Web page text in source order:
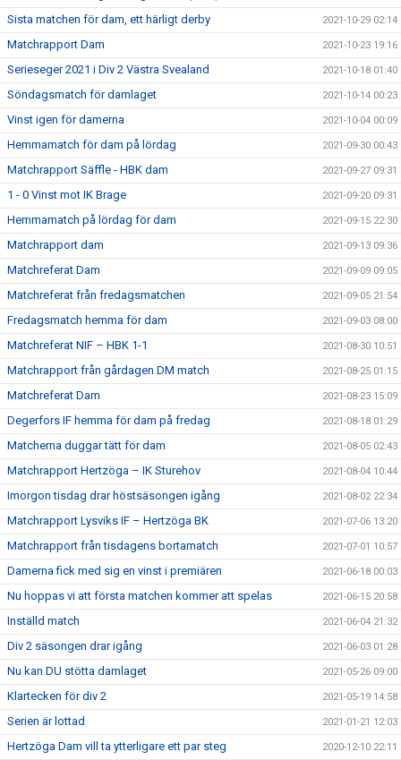
Sista matchen för dam, ett härligt derby 2021-10-29 02:14
Matchrapport Dam 2021-10-23 19:16
Serieseger 2021 i Div 2 Västra Svealand 2021-10-18 01:40
Söndagsmatch för damlaget 2021-10-14 00:23
Vinst igen för damerna 2021-10-04 00:09
Hemmamatch för dam på lördag 2021-09-30 00:43
Matchrapport Säffle - HBK dam 2021-09-27 09:31
1 - 0 Vinst mot IK Brage 2021-09-20 09:31
Hemmamatch på lördag för dam 2021-09-15 22:30
Matchrapport dam 2021-09-13 09:36
Matchreferat Dam 2021-09-09 09:05
Matchreferat från fredagsmatchen 2021-09-05 21:54
Fredagsmatch hemma för dam 2021-09-03 08:00
Matchreferat NIF – HBK 1-1 2021-08-30 10:51
Matchrapport från gårdagen DM match 2021-08-25 01:15
Matchreferat Dam 2021-08-23 15:09
Degerfors IF hemma för dam på fredag 2021-08-18 01:29
Matcherna duggar tätt för dam 2021-08-05 02:43
Matchrapport Hertzöga – IK Sturehov 2021-08-04 10:44
Imorgon tisdag drar höstsäsongen igång 2021-08-02 22:34
Matchrapport Lysviks IF – Hertzöga BK 2021-07-06 13:20
Matchrapport från tisdagens bortamatch 2021-07-01 10:57
Damerna fick med sig en vinst i premiären 2021-06-18 00:03
Nu hoppas vi att första matchen kommer att spelas 2021-06-15 20:58
Inställd match 2021-06-04 21:32
Div 2 säsongen drar igång 2021-06-03 01:28
Nu kan DU stötta damlaget 2021-05-26 09:00
Klartecken för div 2 2021-05-19 14:58
Serien är lottad 2021-01-21 12:03
Hertzöga Dam vill ta ytterligare ett par steg 2020-12-10 22:11